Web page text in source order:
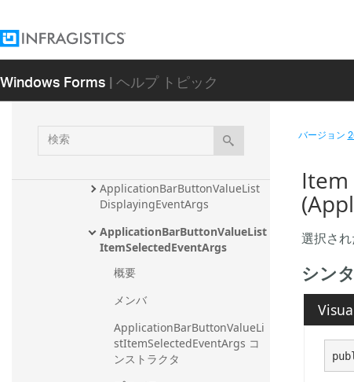
Windows Forms| ヘルプ トピック
検
索
ApplicationBarButton
ApplicationBarButton.Applicati
onBarButtonTypeConverter
ApplicationBarButtonClickEvent
ApplicationBarButtonsCollectio
ApplicationBarButtonValueList
DisplayingEventArgs
ApplicationBarButtonValueList
ItemSelectedEventArgs
概要
メンバ
ApplicationBarButtonValueLi
stItemSelectedEventArgs コ
ンストラクタ
バージョン
Item
選択さ
シン